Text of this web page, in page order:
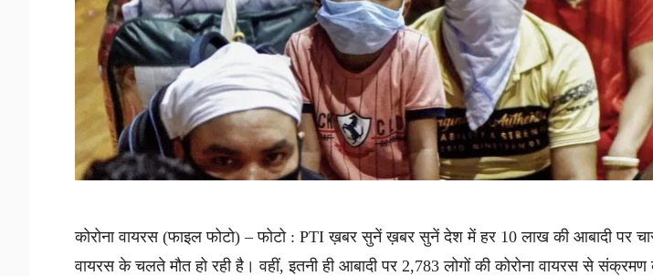
कोरोना वायरस (फाइल फोटो) – फोटो : PTI ख़बर सुनें ख़बर सुनें देश में हर 10 लाख की आबादी पर चार
वायरस के चलते मौत हो रही है। वहीं, इतनी ही आबादी पर 2,783 लोगों की कोरोना वायरस से